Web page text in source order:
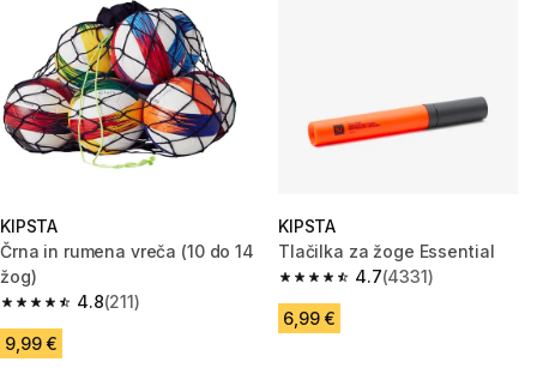
KIPSTA
Črna in rumena vreča (10 do 14
žog)
4.8
4.8 od 5 zvezdic from 211 ocene
(211)
9,99 €
KIPSTA
Tlačilka za žoge Essential
4.7
4.7 od 5 zvezdic from 4331
(4331)
6,99 €